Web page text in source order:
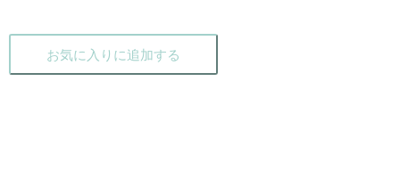
お気に入りに追加する